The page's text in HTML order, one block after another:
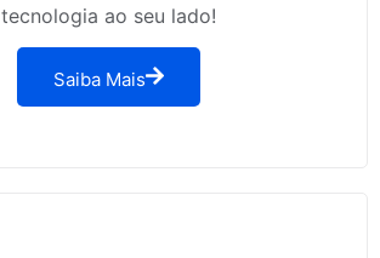
tecnologia ao seu lado!
Saiba Mais